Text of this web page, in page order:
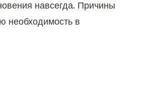
навсегда. Причины
необходимость в